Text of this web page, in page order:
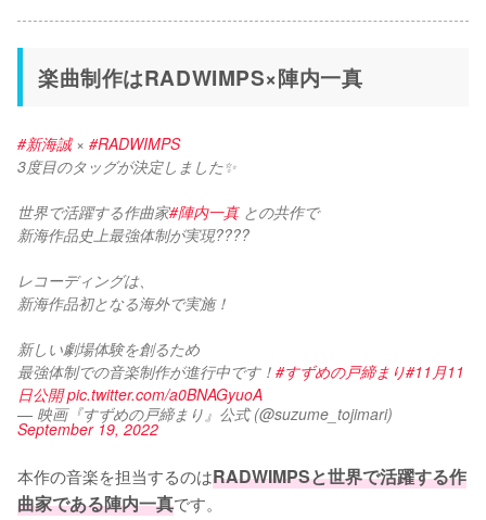
楽曲制作はRADWIMPS×陣内一真
#新海誠 × #RADWIMPS
3度目のタッグが決定しました✨
世界で活躍する作曲家#陣内一真 との共作で
新海作品史上最強体制が実現????
レコーディングは、
新海作品初となる海外で実施！
新しい劇場体験を創るため
最強体制での音楽制作が進行中です！ #すずめの戸締まり#11月11
日公開 pic.twitter.com/a0BNAGyuoA
— 映画『すずめの戸締まり』公式 (@suzume_tojimari)
September 19, 2022
本作の音楽を担当するのはRADWIMPSと世界で活躍する作
曲家である陣内一真です。